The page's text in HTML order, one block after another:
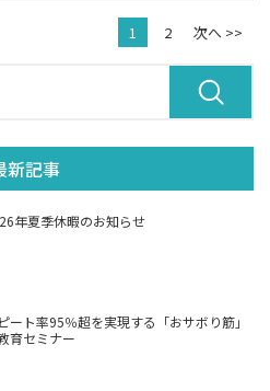
1 2 次へ >>
新記事
年夏季休暇のお知らせ
ート率95％超を実現する「おサボり筋」
育セミナー